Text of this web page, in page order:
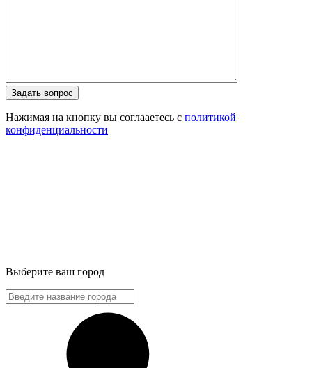
Задать вопрос
Нажимая на кнопку вы соглааетесь с политикой
конфиденциальности
Выберите ваш город